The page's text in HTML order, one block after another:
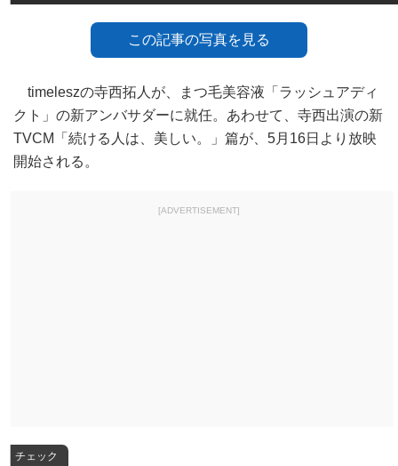
この記事の写真を見る
timeleszの寺西拓人が、まつ毛美容液「ラッシュアディ
クト」の新アンバサダーに就任。あわせて、寺西出演の新
TVCM「続ける人は、美しい。」篇が、5月16日より放映
開始される。
[ADVERTISEMENT]
チェック